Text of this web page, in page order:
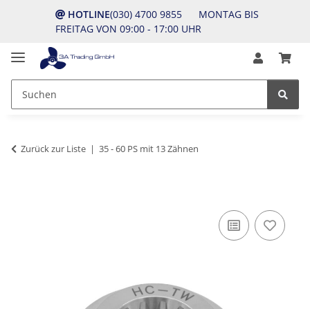
HOTLINE(030) 4700 9855 MONTAG BIS
FREITAG VON 09:00 - 17:00 UHR
Zurück zur Liste 35 - 60 PS mit 13 Zähnen